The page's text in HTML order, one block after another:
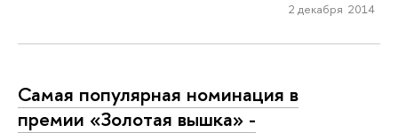
2 декабря 2014
Самая популярная номинация в
премии «Золотая вышка» -